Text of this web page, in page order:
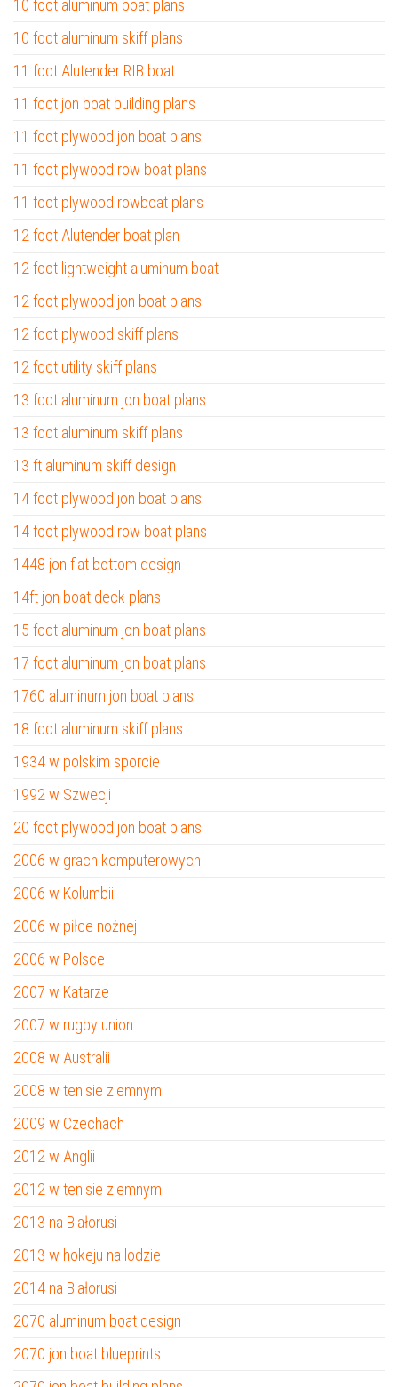
10 foot aluminum boat plans
10 foot aluminum skiff plans
11 foot Alutender RIB boat
11 foot jon boat building plans
11 foot plywood jon boat plans
11 foot plywood row boat plans
11 foot plywood rowboat plans
12 foot Alutender boat plan
12 foot lightweight aluminum boat
12 foot plywood jon boat plans
12 foot plywood skiff plans
12 foot utility skiff plans
13 foot aluminum jon boat plans
13 foot aluminum skiff plans
13 ft aluminum skiff design
14 foot plywood jon boat plans
14 foot plywood row boat plans
1448 jon flat bottom design
14ft jon boat deck plans
15 foot aluminum jon boat plans
17 foot aluminum jon boat plans
1760 aluminum jon boat plans
18 foot aluminum skiff plans
1934 w polskim sporcie
1992 w Szwecji
20 foot plywood jon boat plans
2006 w grach komputerowych
2006 w Kolumbii
2006 w piłce nożnej
2006 w Polsce
2007 w Katarze
2007 w rugby union
2008 w Australii
2008 w tenisie ziemnym
2009 w Czechach
2012 w Anglii
2012 w tenisie ziemnym
2013 na Białorusi
2013 w hokeju na lodzie
2014 na Białorusi
2070 aluminum boat design
2070 jon boat blueprints